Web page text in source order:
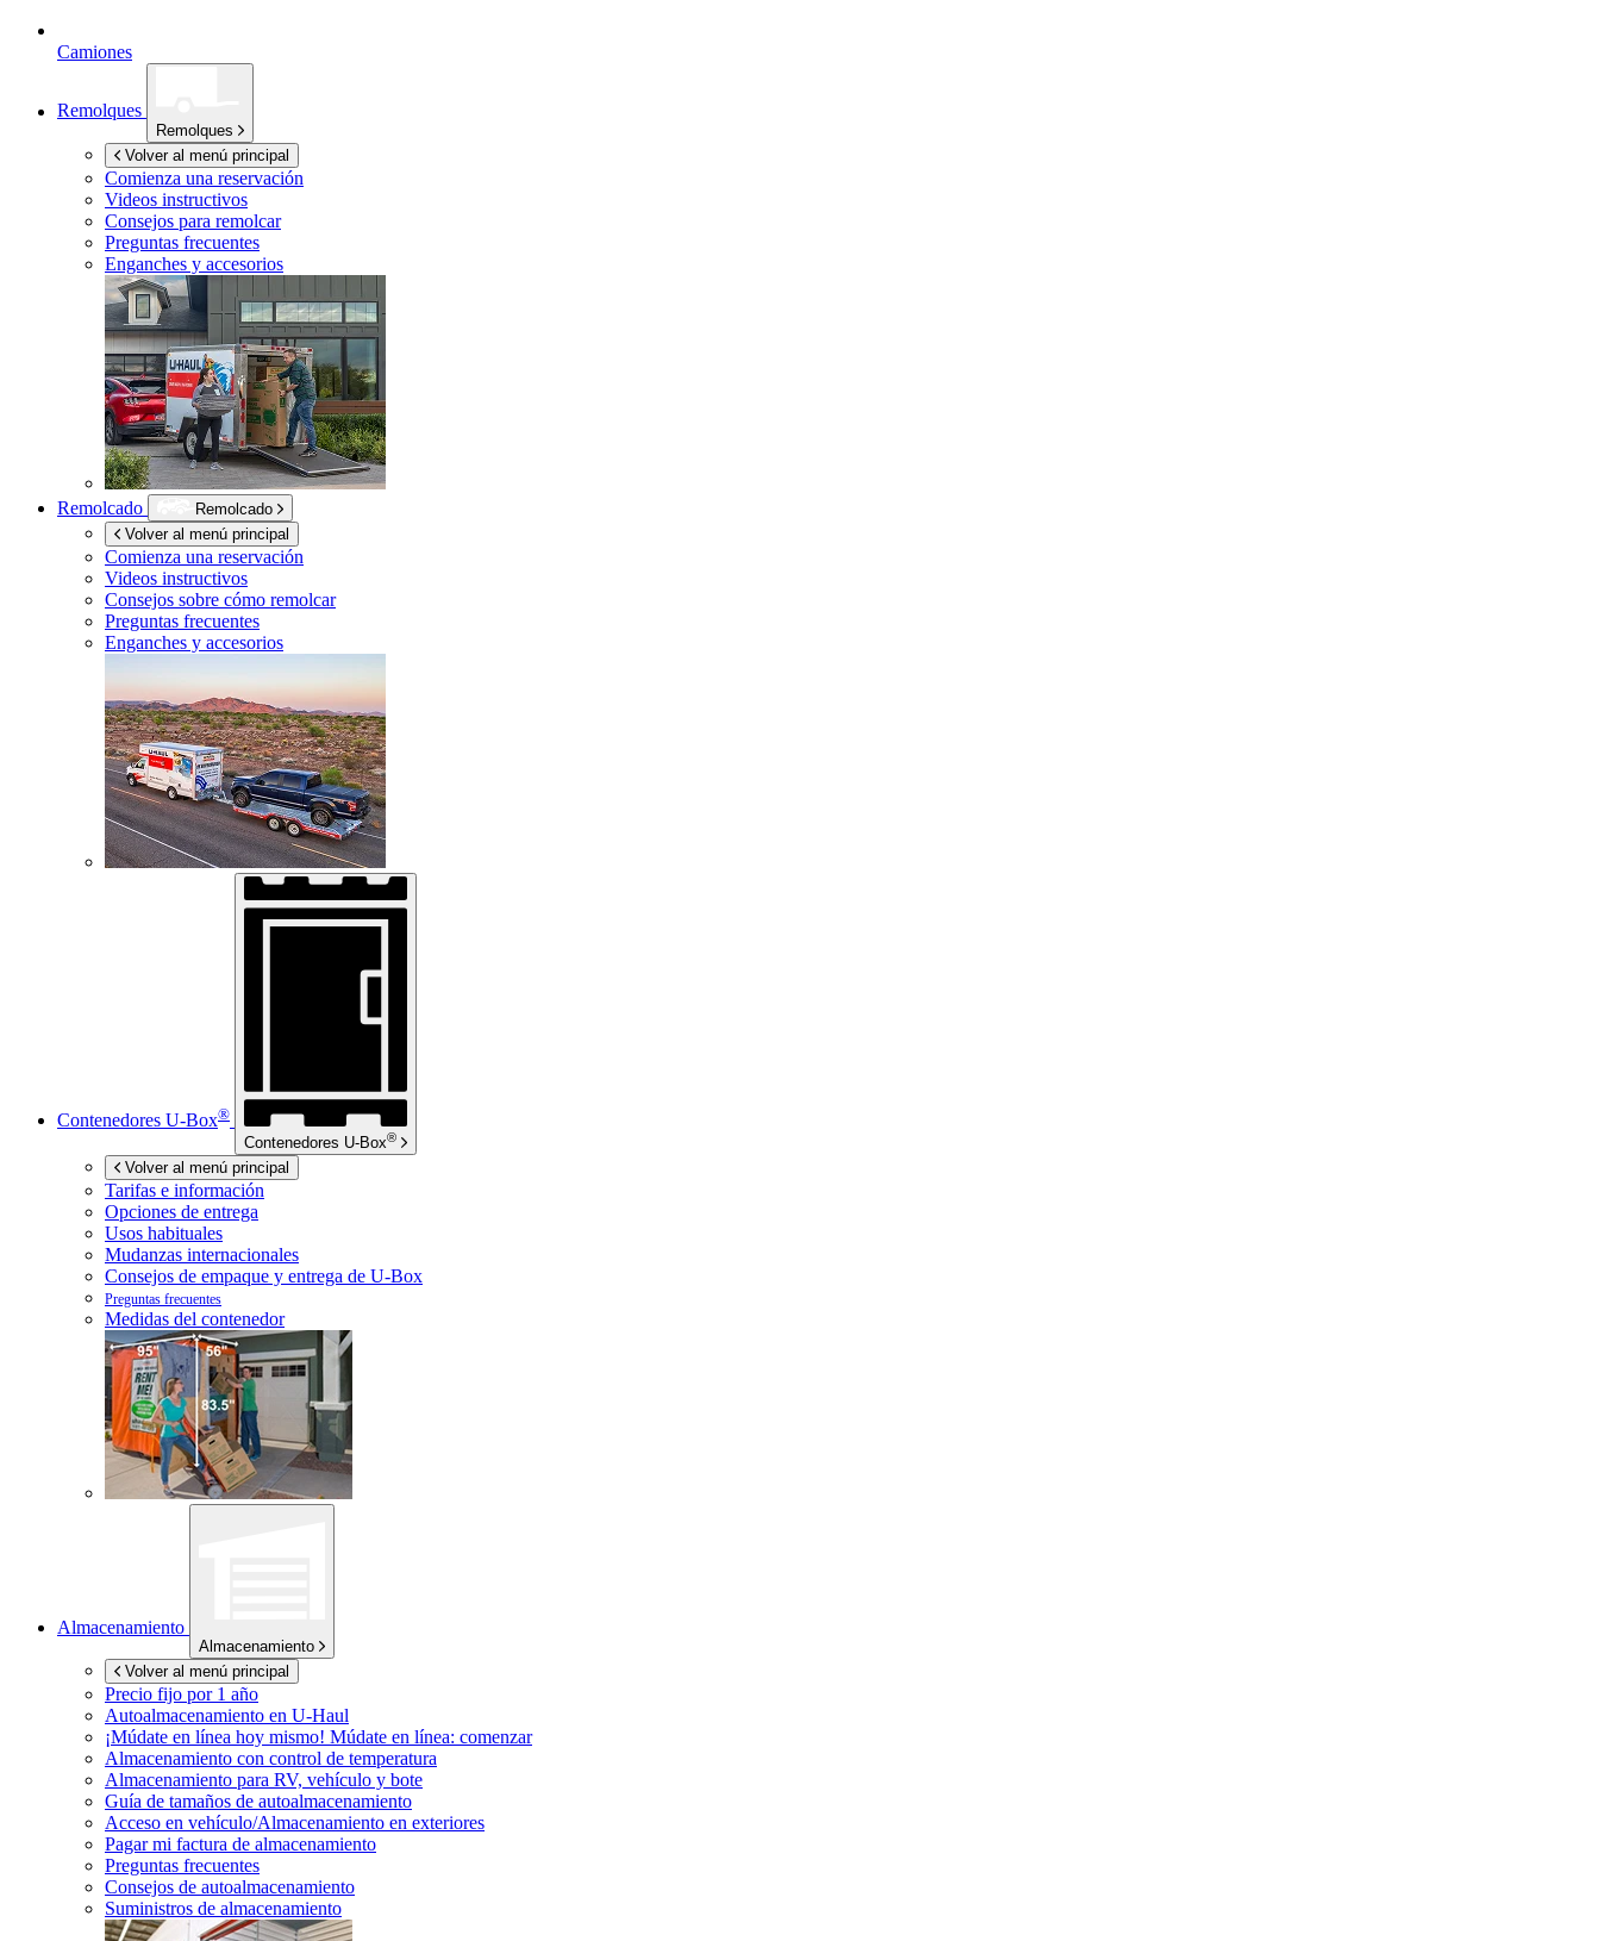
Camiones
Remolques
Remolques
Volver al menú principal
Comienza una reservación
Videos instructivos
Consejos para remolcar
Preguntas frecuentes
Enganches y accesorios
Remolcado
Remolcado
Volver al menú principal
Comienza una reservación
Videos instructivos
Consejos sobre cómo remolcar
Preguntas frecuentes
Enganches y accesorios
Contenedores U-Box®
Contenedores U-Box®
Volver al menú principal
Tarifas e información
Opciones de entrega
Usos habituales
Mudanzas internacionales
Consejos de empaque y entrega de U-Box
Preguntas frecuentes
Medidas del contenedor
Almacenamiento
Almacenamiento
Volver al menú principal
Precio fijo por 1 año
Autoalmacenamiento en U-Haul
¡Múdate en línea hoy mismo! Múdate en línea: comenzar
Almacenamiento con control de temperatura
Almacenamiento para RV, vehículo y bote
Guía de tamaños de autoalmacenamiento
Acceso en vehículo/Almacenamiento en exteriores
Pagar mi factura de almacenamiento
Preguntas frecuentes
Consejos de autoalmacenamiento
Suministros de almacenamiento